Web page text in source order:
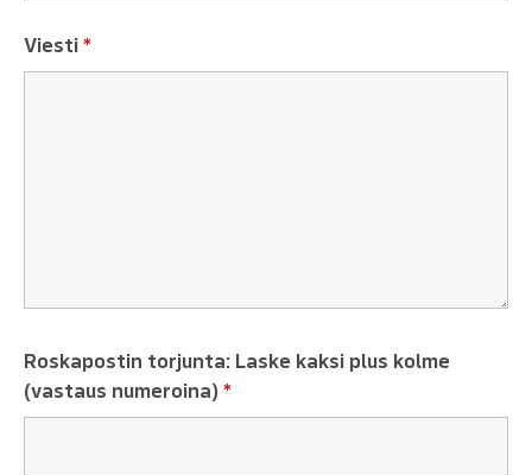
Viesti*
Roskapostin torjunta: Laske kaksi plus kolme
(vastaus numeroina)*